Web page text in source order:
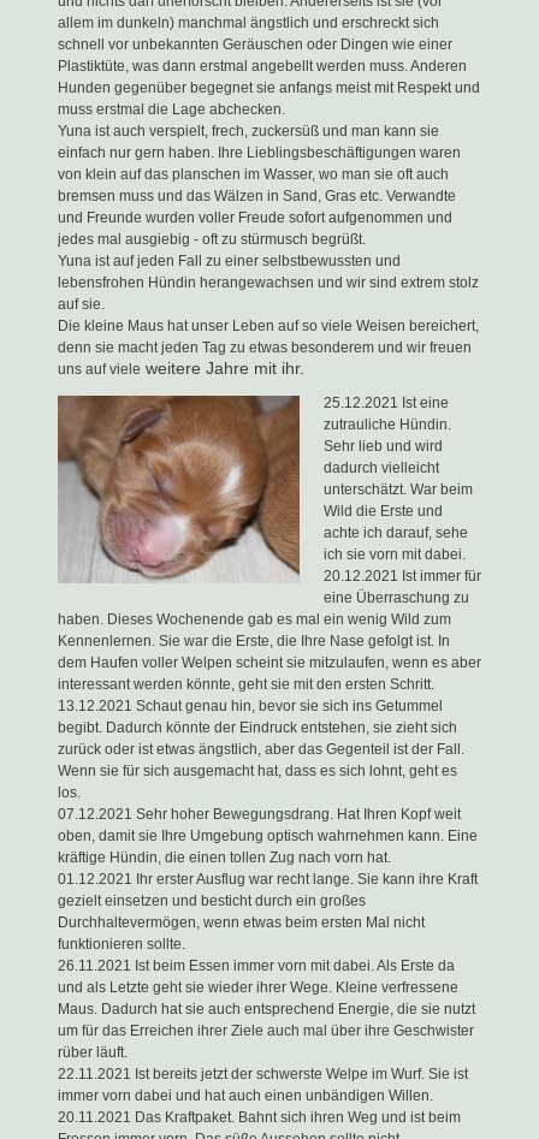
allem im dunkeln) manchmal ängstlich und erschreckt sich
schnell vor unbekannten Geräuschen oder Dingen wie einer
Plastiktüte, was dann erstmal angebellt werden muss. Anderen
Hunden gegenüber begegnet sie anfangs meist mit Respekt und
muss erstmal die Lage abchecken.
Yuna ist auch verspielt, frech, zuckersüß und man kann sie
einfach nur gern haben. Ihre Lieblingsbeschäftigungen waren
von klein auf das planschen im Wasser, wo man sie oft auch
bremsen muss und das Wälzen in Sand, Gras etc. Verwandte
und Freunde wurden voller Freude sofort aufgenommen und
jedes mal ausgiebig - oft zu stürmusch begrüßt.
Yuna ist auf jeden Fall zu einer selbstbewussten und
lebensfrohen Hündin herangewachsen und wir sind extrem stolz
auf sie.
Die kleine Maus hat unser Leben auf so viele Weisen bereichert,
denn sie macht jeden Tag zu etwas besonderem und wir freuen
uns auf viele weitere Jahre mit ihr.
25.12.2021 Ist eine
zutrauliche Hündin.
Sehr lieb und wird
dadurch vielleicht
unterschätzt. War beim
Wild die Erste und
achte ich darauf, sehe
ich sie vorn mit dabei.
20.12.2021 Ist immer für
eine Überraschung zu
haben. Dieses Wochenende gab es mal ein wenig Wild zum
Kennenlernen. Sie war die Erste, die Ihre Nase gefolgt ist. In
dem Haufen voller Welpen scheint sie mitzulaufen, wenn es aber
interessant werden könnte, geht sie mit den ersten Schritt.
13.12.2021 Schaut genau hin, bevor sie sich ins Getummel
begibt. Dadurch könnte der Eindruck entstehen, sie zieht sich
zurück oder ist etwas ängstlich, aber das Gegenteil ist der Fall.
Wenn sie für sich ausgemacht hat, dass es sich lohnt, geht es
los.
07.12.2021 Sehr hoher Bewegungsdrang. Hat Ihren Kopf weit
oben, damit sie Ihre Umgebung optisch wahrnehmen kann. Eine
kräftige Hündin, die einen tollen Zug nach vorn hat.
01.12.2021 Ihr erster Ausflug war recht lange. Sie kann ihre Kraft
gezielt einsetzen und besticht durch ein großes
Durchhaltevermögen, wenn etwas beim ersten Mal nicht
funktionieren sollte.
26.11.2021 Ist beim Essen immer vorn mit dabei. Als Erste da
und als Letzte geht sie wieder ihrer Wege. Kleine verfressene
Maus. Dadurch hat sie auch entsprechend Energie, die sie nutzt
um für das Erreichen ihrer Ziele auch mal über ihre Geschwister
rüber läuft.
22.11.2021 Ist bereits jetzt der schwerste Welpe im Wurf. Sie ist
immer vorn dabei und hat auch einen unbändigen Willen.
20.11.2021 Das Kraftpaket. Bahnt sich ihren Weg und ist beim